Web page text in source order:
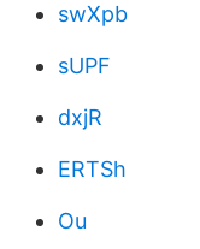
swXpb
sUPF
dxjR
ERTSh
Ou